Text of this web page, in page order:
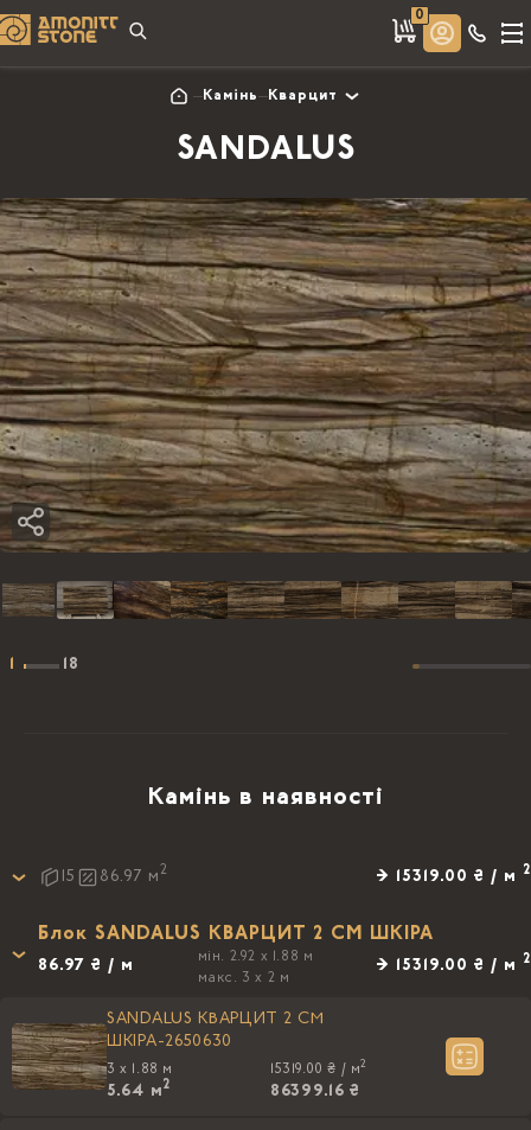
0
Камінь Кварцит
SANDALUS
1 18
Камінь в наявності
15 86.97 м 2 → 15319.00 ₴ / м 2
Блок SANDALUS КВАРЦИТ 2 CM ШКIРА
86.97 ₴ / м
мін. 2.92 x 1.88 м
макс. 3 x 2 м
→ 15319.00 ₴ / м 2
SANDALUS КВАРЦИТ 2 CM
ШКIРА-2650630
3 x 1.88 м
5.64 м2
15319.00 ₴ / м2
86399.16 ₴